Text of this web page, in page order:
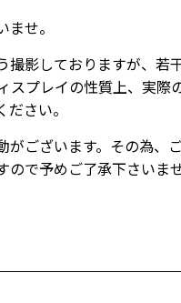
せ。
影しておりますが、若
スプレイの性質上、実際
さい。
ございます。その為、
で予めご了承下さいませ